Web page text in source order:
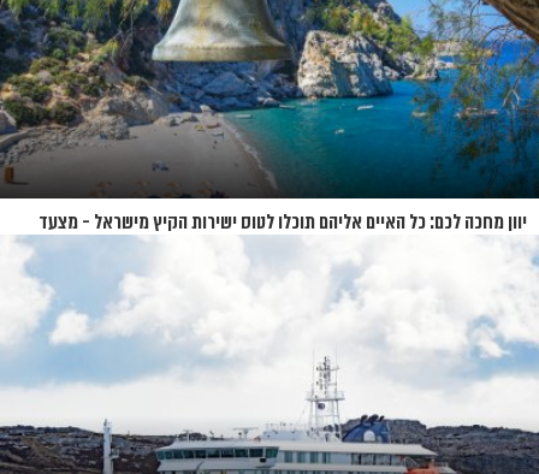
יוון מחכה לכם: כל האיים אליהם תוכלו לטוס ישירות הקיץ מישראל - מצעד
האיים של קיץ 2026